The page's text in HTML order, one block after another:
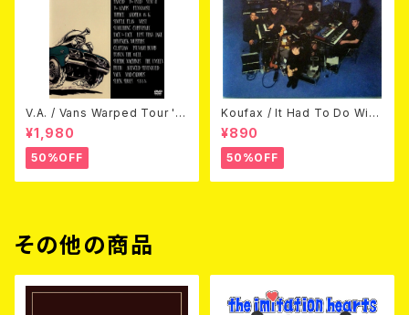
V.A. / Vans Warped Tour '0
3 (DVD)
¥1,980
50%OFF
Koufax / It Had To Do With
Love (CD)
¥890
50%OFF
その他の商品